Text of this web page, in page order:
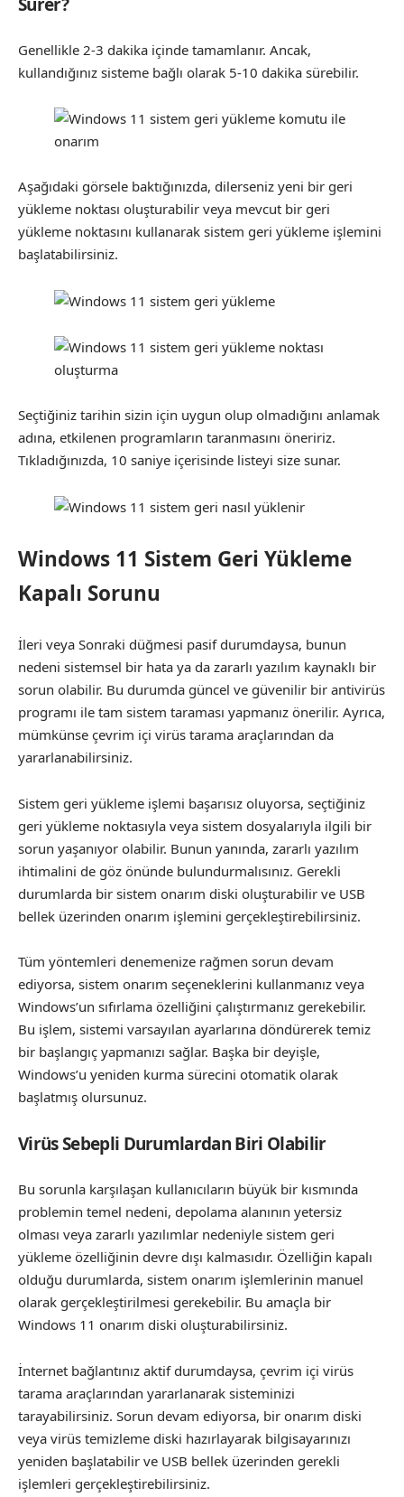
Genellikle 2-3 dakika içinde tamamlanır. Ancak,
kullandığınız sisteme bağlı olarak 5-10 dakika sürebilir.
Aşağıdaki görsele baktığınızda, dilerseniz yeni bir geri
yükleme noktası oluşturabilir veya mevcut bir geri
yükleme noktasını kullanarak sistem geri yükleme işlemini
başlatabilirsiniz.
Seçtiğiniz tarihin sizin için uygun olup olmadığını anlamak
adına, etkilenen programların taranmasını öneririz.
Tıkladığınızda, 10 saniye içerisinde listeyi size sunar.
Windows 11 Sistem Geri Yükleme
Kapalı Sorunu
İleri veya Sonraki düğmesi pasif durumdaysa, bunun
nedeni sistemsel bir hata ya da zararlı yazılım kaynaklı bir
sorun olabilir. Bu durumda güncel ve güvenilir bir antivirüs
programı ile tam sistem taraması yapmanız önerilir. Ayrıca,
mümkünse çevrim içi virüs tarama araçlarından da
yararlanabilirsiniz.
Sistem geri yükleme işlemi başarısız oluyorsa, seçtiğiniz
geri yükleme noktasıyla veya sistem dosyalarıyla ilgili bir
sorun yaşanıyor olabilir. Bunun yanında, zararlı yazılım
ihtimalini de göz önünde bulundurmalısınız. Gerekli
durumlarda bir sistem onarım diski oluşturabilir ve USB
bellek üzerinden onarım işlemini gerçekleştirebilirsiniz.
Tüm yöntemleri denemenize rağmen sorun devam
ediyorsa, sistem onarım seçeneklerini kullanmanız veya
Windows’un sıfırlama özelliğini çalıştırmanız gerekebilir.
Bu işlem, sistemi varsayılan ayarlarına döndürerek temiz
bir başlangıç yapmanızı sağlar. Başka bir deyişle,
Windows’u yeniden kurma sürecini otomatik olarak
başlatmış olursunuz.
Virüs Sebepli Durumlardan Biri Olabilir
Bu sorunla karşılaşan kullanıcıların büyük bir kısmında
problemin temel nedeni, depolama alanının yetersiz
olması veya zararlı yazılımlar nedeniyle sistem geri
yükleme özelliğinin devre dışı kalmasıdır. Özelliğin kapalı
olduğu durumlarda, sistem onarım işlemlerinin manuel
olarak gerçekleştirilmesi gerekebilir. Bu amaçla bir
Windows 11 onarım diski oluşturabilirsiniz.
İnternet bağlantınız aktif durumdaysa, çevrim içi virüs
tarama araçlarından yararlanarak sisteminizi
tarayabilirsiniz. Sorun devam ediyorsa, bir onarım diski
veya virüs temizleme diski hazırlayarak bilgisayarınızı
yeniden başlatabilir ve USB bellek üzerinden gerekli
işlemleri gerçekleştirebilirsiniz.